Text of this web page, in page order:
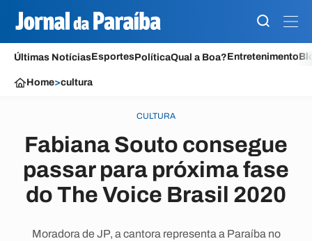
Últimas NotíciasEsportesPolíticaQual a Boa?Entretenimento
Home>cultura
CULTURA
Fabiana Souto consegue
passar para próxima fase
do The Voice Brasil 2020
Moradora de JP, a cantora representa a Paraíba no